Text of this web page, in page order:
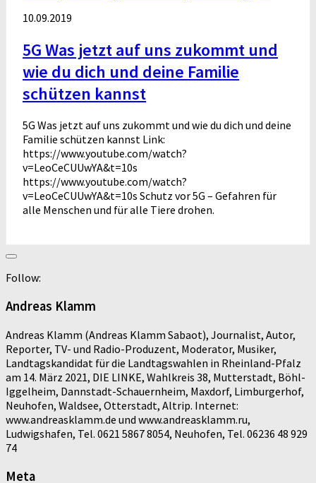
10.09.2019
5G Was jetzt auf uns zukommt und
wie du dich und deine Familie
schützen kannst
5G Was jetzt auf uns zukommt und wie du dich und deine
Familie schützen kannst Link:
https://www.youtube.com/watch?
v=LeoCeCUUwYA&t=10s
https://www.youtube.com/watch?
v=LeoCeCUUwYA&t=10s Schutz vor 5G – Gefahren für
alle Menschen und für alle Tiere drohen.
Follow:
Andreas Klamm
Andreas Klamm (Andreas Klamm Sabaot), Journalist, Autor,
Reporter, TV- und Radio-Produzent, Moderator, Musiker,
Landtagskandidat für die Landtagswahlen in Rheinland-Pfalz
am 14. März 2021, DIE LINKE, Wahlkreis 38, Mutterstadt, Böhl-
Iggelheim, Dannstadt-Schauernheim, Maxdorf, Limburgerhof,
Neuhofen, Waldsee, Otterstadt, Altrip. Internet:
www.andreasklamm.de und www.andreasklamm.ru,
Ludwigshafen, Tel. 0621 5867 8054, Neuhofen, Tel. 06236 48 929
74
Meta